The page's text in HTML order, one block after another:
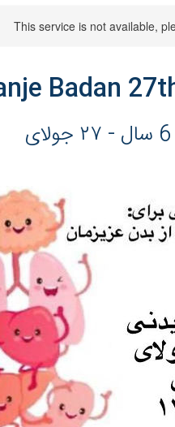
This service is not available,
Badan